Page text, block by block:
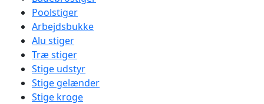
Poolstiger
Arbejdsbukke
Alu stiger
Træ stiger
Stige udstyr
Stige gelænder
Stige kroge